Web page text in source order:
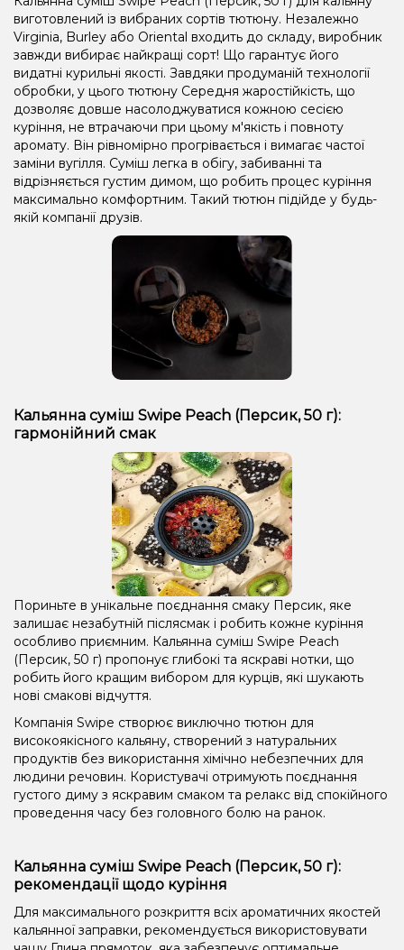
виготовлений із вибраних сортів тютюну. Незалежно
Virginia, Burley або Oriental входить до складу, виробник
завжди вибирає найкращі сорт! Що гарантує його
видатні курильні якості. Завдяки продуманій технології
обробки, у цього тютюну Середня жаростійкість, що
дозволяє довше насолоджуватися кожною сесією
куріння, не втрачаючи при цьому м'якість і повноту
аромату. Він рівномірно прогрівається і вимагає частої
заміни вугілля. Суміш легка в обігу, забиванні та
відрізняється густим димом, що робить процес куріння
максимально комфортним. Такий тютюн підійде у будь-
якій компанії друзів.
Кальянна суміш Swipe Peach (Персик, 50 г):
гармонійний смак
Пориньте в унікальне поєднання смаку Персик, яке
залишає незабутній післясмак і робить кожне куріння
особливо приємним. Кальянна суміш Swipe Peach
(Персик, 50 г) пропонує глибокі та яскраві нотки, що
робить його кращим вибором для курців, які шукають
нові смакові відчуття.
Компанія Swipe створює виключно тютюн для
високоякісного кальяну, створений з натуральних
продуктів без використання хімічно небезпечних для
людини речовин. Користувачі отримують поєднання
густого диму з яскравим смаком та релакс від спокійного
проведення часу без головного болю на ранок.
Кальянна суміш Swipe Peach (Персик, 50 г):
рекомендації щодо куріння
Для максимального розкриття всіх ароматичних якостей
кальянної заправки, рекомендується використовувати